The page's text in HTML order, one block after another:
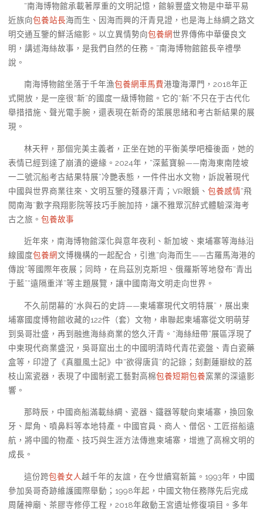
“南海博物館承載著厚重的文明記憶，館躲豐盛文物是中華平易
近族向包養站長海而生、因海而興的汗青見證，也是海上絲綢之路文
明交通互鑒的鮮活縮影。以立異情勢向包養網世界傳佈中華優良文
明，講述海絲故事，是我們自然的任務。”南海博物館館長辛禮學
說。
南海博物館坐落于千年漁包養網車馬費港瓊海潭門，2018年正
式開放，是一座很“新”的國度一級博物館。它的“新”不只在于古代化
舉措措施、聲光電手腕，還表現在新奇的策展思緒和考古新結果的展
現。
林天秤，那個完美主義者，正坐在她的平衡美學吧檯後面，她的
表情已經到達了崩潰的邊緣。2024年，“深藍寶躲——南海東南陸坡
一二號沉船考古結果特展”冷艷表態，一件件出水文物，訴說著現代
中國與世界商業往來、文明互鑒的殘暴汗青；VR眼鏡、 包養感情“飛
閱南海”數字飛翔影院等技巧手腕加持，讓不雅眾沉醉式體驗深海考
古之旅。 包養故事
近年來，南海博物館深化與意年夜利、新加坡、柬埔寨等海絲沿
線國度包養網文博機構的一起配合，引進“向海而生——古羅馬海港的
傳說”等國際年夜展；同時，在烏茲別克斯坦、俄羅斯等地發布“青出
于藍”“遠隔重洋”等主題展覽，讓中國南海文明走向世界。
不久前閉幕的“水與石的史詩——柬埔寨現代文明特展”，展出柬
埔寨國度博物館收藏的122件（套）文物，串聯起柬埔寨從文明萌芽
到吳哥壯盛，再到融進海絲商業的悠久汗青。“海絲紐帶”展區浮現了
中柬現代商業盛況，吳哥窟出土的中國明清時代青花瓷盤、青白瓷藥
盒等，印證了《真臘風土記》中“欲得唐貨”的記錄；刻劃蓮瓣紋的荔
枝山窯瓷器，表現了中國制瓷工藝對高棉包養短期包養窯業的深遠影
響。
那時辰，中國商船滿載絲綢、瓷器、鐵器等駛向柬埔寨，換回象
牙、犀角、噴鼻料等本地特產。中國官員、商人、僧侶、工匠搭船遠
航，將中國的物產、技巧與生涯方法傳進柬埔寨，增進了高棉文明的
成長。
這份跨包養女人越千年的友誼，在今世續寫新篇。1993年，中國
參加吳哥奇跡維護國際舉動；1998年起，中國文物任務隊先后完成
周薩神廟、茶膠寺修停工程，2018年啟動王宮遺址修復項目。多年